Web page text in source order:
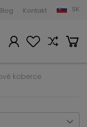
Blog Kontakt SK
koberce